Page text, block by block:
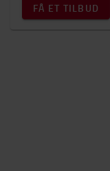
FÅ ET TILBUD